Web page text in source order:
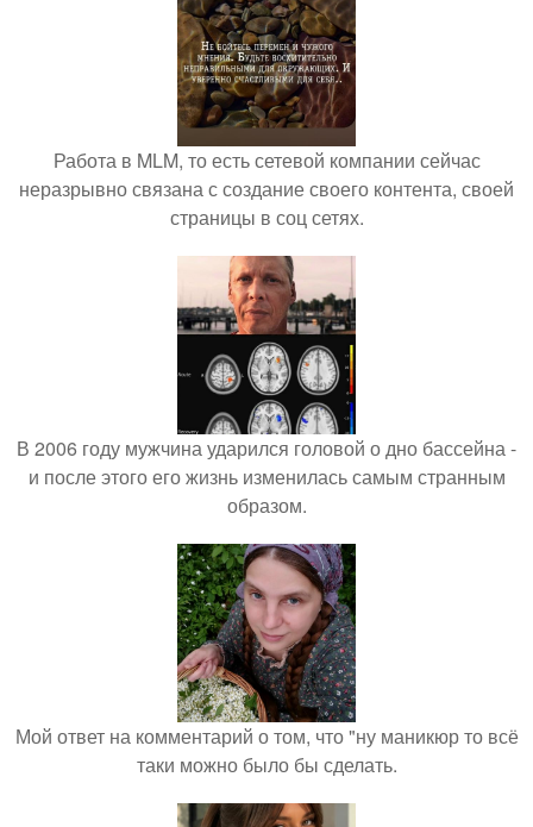
Работа в MLM, то есть сетевой компании сейчас
неразрывно связана с создание своего контента, своей
страницы в соц сетях.
В 2006 году мужчина ударился головой о дно бассейна -
и после этого его жизнь изменилась самым странным
образом.
Мой ответ на комментарий о том, что "ну маникюр то всё
таки можно было бы сделать.